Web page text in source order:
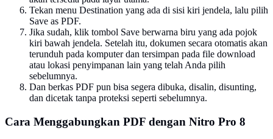
Tekan menu Destination yang ada di sisi kiri jendela, lalu pilih
Save as PDF.
Jika sudah, klik tombol Save berwarna biru yang ada pojok
kiri bawah jendela. Setelah itu, dokumen secara otomatis akan
terunduh pada komputer dan tersimpan pada file download
atau lokasi penyimpanan lain yang telah Anda pilih
sebelumnya.
Dan berkas PDF pun bisa segera dibuka, disalin, disunting,
dan dicetak tanpa proteksi seperti sebelumnya.
Cara Menggabungkan PDF dengan Nitro Pro 8